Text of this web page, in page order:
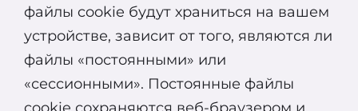
файлы cookie будут храниться на вашем
устройстве, зависит от того, являются ли
файлы «постоянными» или
«сессионными». Постоянные файлы
cookie сохраняются веб-браузером и